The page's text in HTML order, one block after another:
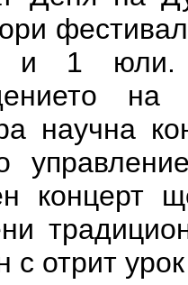
1 юли.
научна
концерт
с отрит